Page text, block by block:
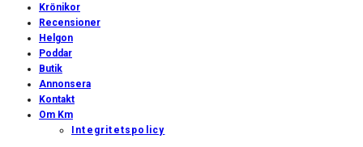
Krönikor
Recensioner
Helgon
Poddar
Butik
Annonsera
Kontakt
Om Km
Integritetspolicy